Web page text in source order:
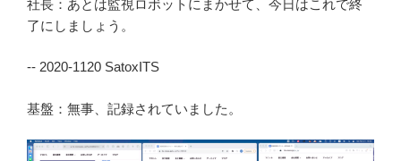
社長：あとは監視ロボットにまかせて、今日はこれで終
了にしましょう。
-- 2020-1120 SatoxITS
基盤：無事、記録されていました。